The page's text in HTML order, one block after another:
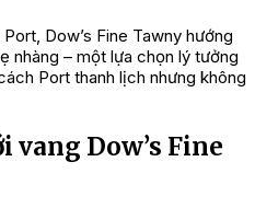
Dow’s Fine Tawny hướng
nhàng – một lựa chọn lý tưởng
Port thanh lịch nhưng không
vang Dow’s Fine